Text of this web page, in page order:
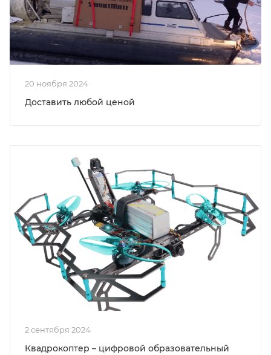
20 ноября 2024
Доставить любой ценой
2 сентября 2024
Квадрокоптер – цифровой образовательный